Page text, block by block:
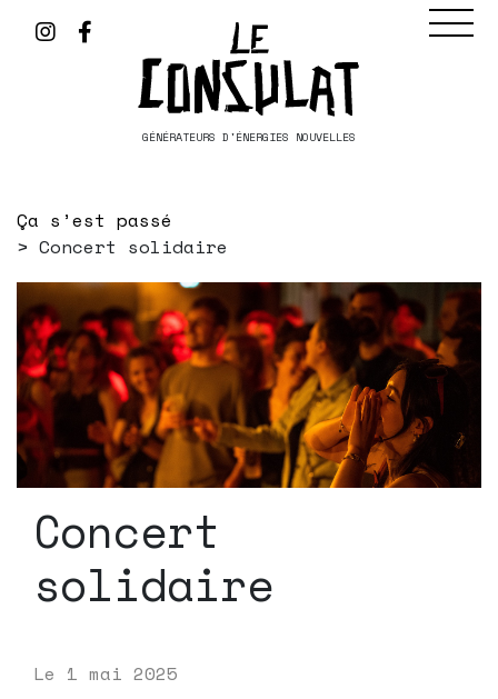
GÉNÉRATEURS D'ÉNERGIES NOUVELLES
Ça s’est passé
Concert solidaire
Concert
solidaire
Le 1 mai 2025